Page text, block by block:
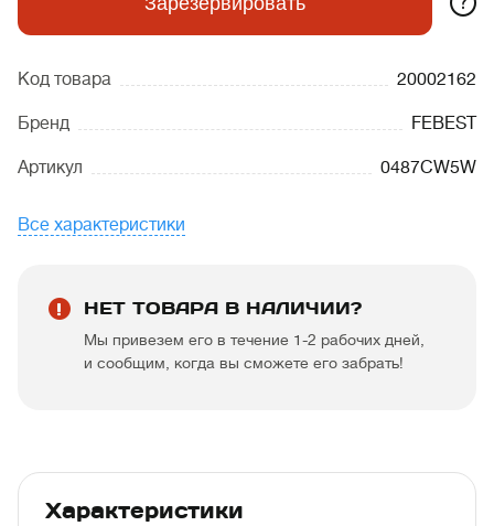
Код товара 20002162
Бренд FEBEST
Артикул 0487CW5W
Все характеристики
НЕТ ТОВАРА В НАЛИЧИИ?
Мы привезем его в течение 1-2 рабочих дней,
и сообщим, когда вы сможете его забрать!
Характеристики